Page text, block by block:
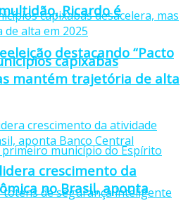
Ricardo é
destacando “Pacto
capixabas
mantém trajetória de alta
crescimento da
no Brasil, aponta